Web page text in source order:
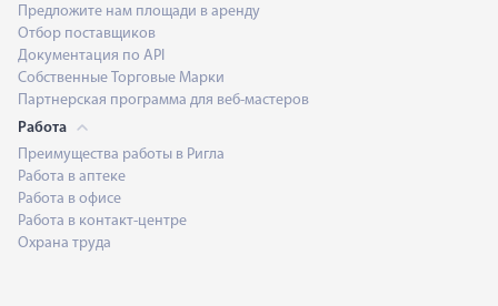
Предложите нам площади в аренду
Отбор поставщиков
Документация по API
Собственные Торговые Марки
Партнерская программа для веб-мастеров
Работа
Преимущества работы в Ригла
Работа в аптеке
Работа в офисе
Работа в контакт-центре
Охрана труда